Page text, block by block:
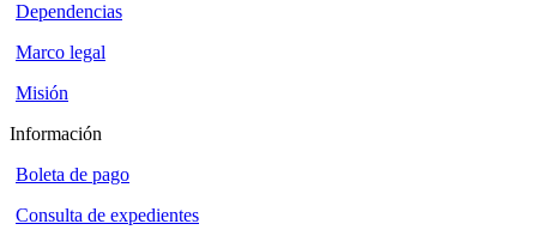
Dependencias
Marco legal
Misión
Información
Boleta de pago
Consulta de expedientes